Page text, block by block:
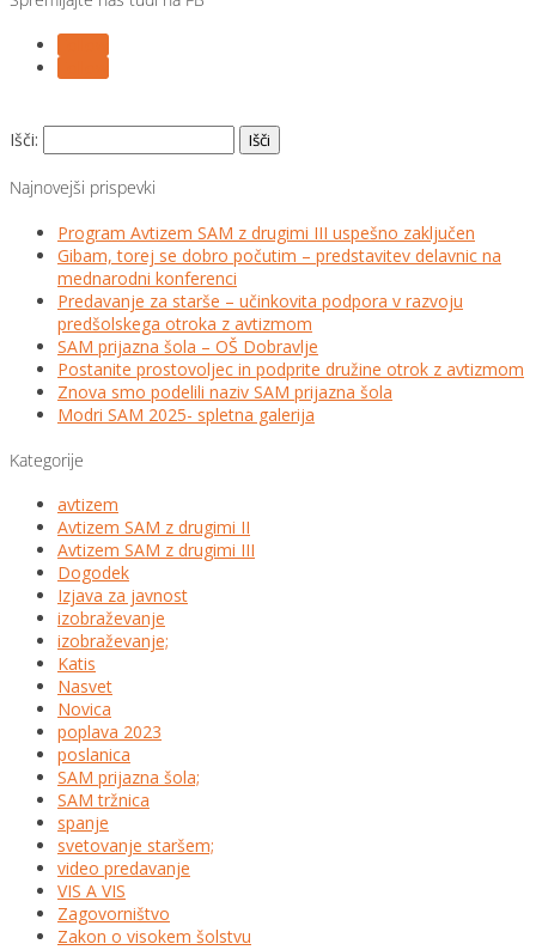
Išči:
Najnovejši prispevki
Program Avtizem SAM z drugimi III uspešno zaključen
Gibam, torej se dobro počutim – predstavitev delavnic na
mednarodni konferenci
Predavanje za starše – učinkovita podpora v razvoju
predšolskega otroka z avtizmom
SAM prijazna šola – OŠ Dobravlje
Postanite prostovoljec in podprite družine otrok z avtizmom
Znova smo podelili naziv SAM prijazna šola
Modri SAM 2025- spletna galerija
Kategorije
avtizem
Avtizem SAM z drugimi II
Avtizem SAM z drugimi III
Dogodek
Izjava za javnost
izobraževanje
izobraževanje;
Katis
Nasvet
Novica
poplava 2023
poslanica
SAM prijazna šola;
SAM tržnica
spanje
svetovanje staršem;
video predavanje
VIS A VIS
Zagovorništvo
Zakon o visokem šolstvu